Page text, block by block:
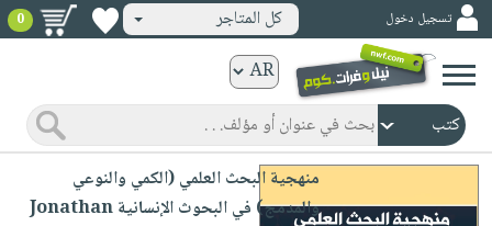
ورقية
المواضيع
صدر كتب
تسجيل دخول كل المتاجر 0
منهجية البحث العلمي (الكمي والنوعي
والمدمج) في البحوث الإنسانية Jonathan